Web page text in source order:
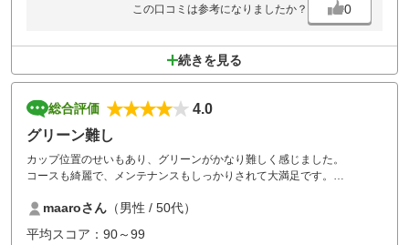
この口コミは参考になりましたか？ 0
続きを見る
総合評価
4.0
グリーン難し
カップ位置のせいもあり、グリーンがかなり難しく感じました。
コースも綺麗で、メンテナンスもしっかりされて大満足です。
またチャレンジします!
maaroさん （男性 / 50代）
平均スコア：90～99